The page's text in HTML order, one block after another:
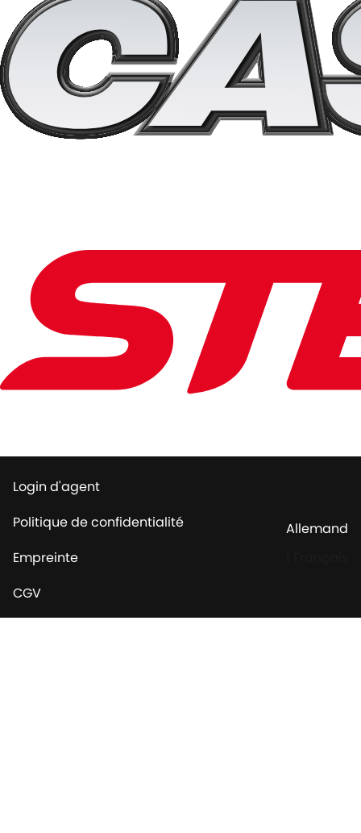
Login d'agent
Politique de confidentialité
Empreinte
CGV
Allemand